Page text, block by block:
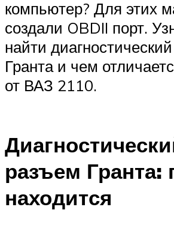
Меню
компьютер? Для этих
создали OBDII порт.
найти
Гранта и чем
от ВАЗ 2110.
разъем Гранта:
находится